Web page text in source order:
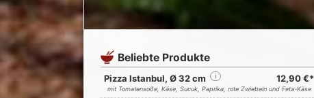
Beliebte Produkte
Pizza Istanbul, Ø 32 cm i 12,90 €*
mit Tomatensoße, Käse, Sucuk, Paprika, rote Zwiebeln und Feta-Käse